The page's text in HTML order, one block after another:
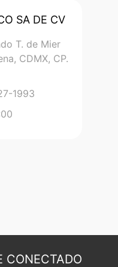
SA DE CV
T. de Mier
CDMX, CP.
1993
CONECTADO